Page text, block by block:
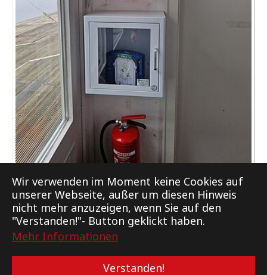
Wir verwenden im Moment keine Cookies auf
unserer Webseite, außer um diesen Hinweis
nicht mehr anzuzeigen, wenn Sie auf den
"Verstanden!"- Button geklickt haben.
Mehr Informationen
Verstanden!
Hamburger Segel-Club e.V. Mitgliederbereich
Support Kontakt